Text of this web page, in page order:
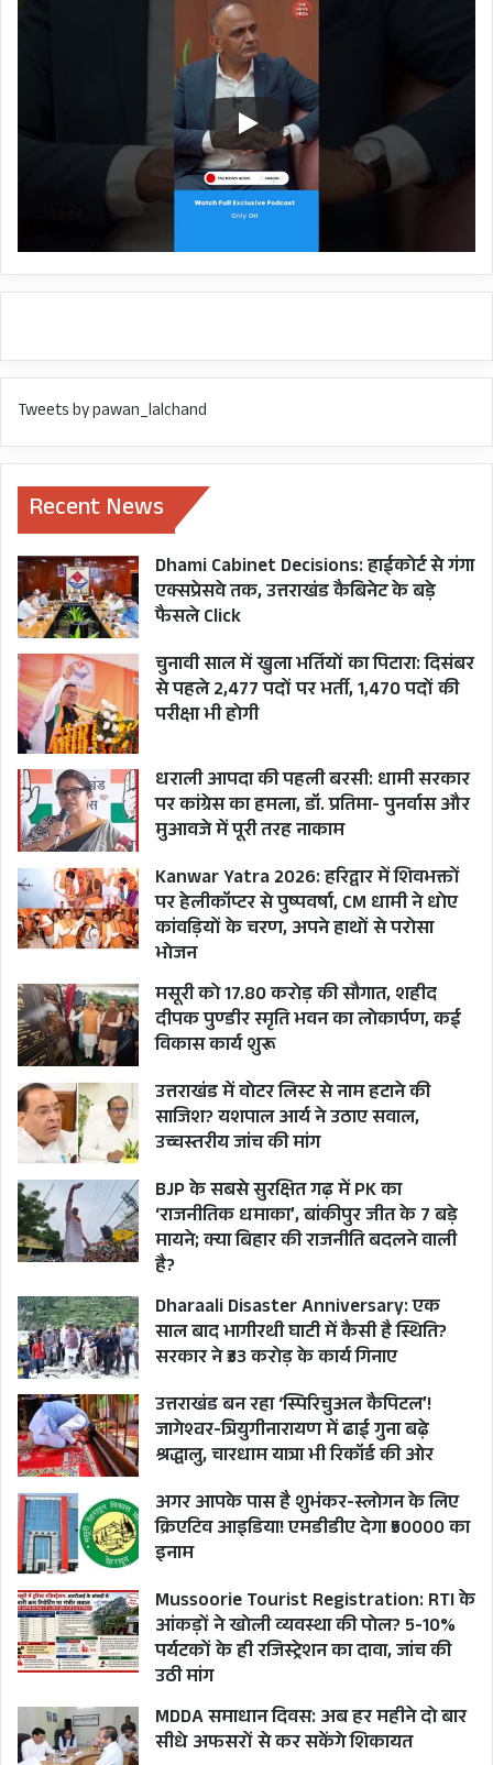
यह भगतदा ही थे जिनपर भरोसा कर कुमाऊं को बाइस
बैटल का अखाड़ा बनाया गया और न केवल हरदा की
सफल घेराबंदी कर ली गई बल्कि भाजपा की सत्ता में
वापसी का मार्ग भी प्रशस्त हो गया। सत्रह में सीएम बने
त्रिवेंद्र सिंह रावत भी भगतदा कैंप से ही थे और अगर पुष्कर
सिंह धामी को दोबारा किंग बनाया गया तो इसके पीछे भी
किंगमेकर कोश्यारी ही रहे। भगतदा ने थारू वोटर्स के रुख
और खटीमा सीट के बदले मिज़ाज को भी समय रहते ताड़
लिया था।
इसी का परिणाम है कि धामी के लिए चंपावत सीट खाली
करने वाले कैलाश गहतोड़ी के चुनाव पूर्व सर्वे के नाम पर
कटते टिकट को बचाने के लिए भगतदा और मुख्यमंत्री ने ही
पसीना बहाया था। कुमाऊं में अपनी टीम को लेकर बेहद
संजीदा और सक्रिय रहे भगतदा ने ही सुरेश गढ़िया को
टिकट दिलाया था और इस तरह धामी के लिए सीट डोनर्स
का प्लान भी तैयार कर लिया गया था। सीएम बनने के बाद
धामी ने भी भगतदा के दिखाए रास्ते चलकर न केवल अपने
विरोधियों को बौना साबित कराया बल्कि दिल्ली दरबार को
भी अपना मुरीद बना डाला।
धामी को उपचुनाव लड़ाने के लिए 22 सीटों से ऑफर आए
थे जिसमें प्रदेश अध्यक्ष मदन कौशिक की हरिद्वार सीट भी
शामिल है। कौशिक धामी को कम्फर्टेब्ल जीत दिलाकर
खुद राज्यसभा का रास्ता पकड़ना चाहते थे। ऐसे ही ऑफर
कई और सीटों से भी थे जहां से सीएम के नाते धामी
आसानी से जीत जाते लेकिन ‘गुरु’ भगतदा भविष्य की
राजनीति के लिहाज से पुष्कर के लिए परमानेंट सीट का
जुगाड़ करना चाहते थे।
यही वजह है कि पहाड़ी मिज़ाज वाली चंपावत सीट को
चुना गया जहां से धामी अब भविष्य की चुनावी भी
राजनीति करेंगे और कैलाश गहतोड़ी अपने गृह़ क्षेत्र
लोहाघाट की तरफ लौट जाएँ तो आश्चर्य नहीं होगा। भुवन
कापड़ी के लिए भी यह राहत की खबर हो सकती है कि
खटीमा में अब शायद उन्हें धामी जैसे दिग्गज से दोबारा न
लड़ना पड़े!
Tweets by pawan_lalchand
Recent News
Dhami Cabinet Decisions: हाईकोर्ट से गंगा
एक्सप्रेसवे तक, उत्तराखंड कैबिनेट के बड़े
फैसले Click
चुनावी साल में खुला भर्तियों का पिटारा: दिसंबर
से पहले 2,477 पदों पर भर्ती, 1,470 पदों की
परीक्षा भी होगी
धराली आपदा की पहली बरसी: धामी सरकार
पर कांग्रेस का हमला, डॉ. प्रतिमा- पुनर्वास और
मुआवजे में पूरी तरह नाकाम
Kanwar Yatra 2026: हरिद्वार में शिवभक्तों
पर हेलीकॉप्टर से पुष्पवर्षा, CM धामी ने धोए
कांवड़ियों के चरण, अपने हाथों से परोसा
भोजन
मसूरी को 17.80 करोड़ की सौगात, शहीद
दीपक पुण्डीर स्मृति भवन का लोकार्पण, कई
विकास कार्य शुरू
उत्तराखंड में वोटर लिस्ट से नाम हटाने की
साजिश? यशपाल आर्य ने उठाए सवाल,
उच्चस्तरीय जांच की मांग
BJP के सबसे सुरक्षित गढ़ में PK का
‘राजनीतिक धमाका’, बांकीपुर जीत के 7 बड़े
मायने; क्या बिहार की राजनीति बदलने वाली
है?
Dharaali Disaster Anniversary: एक
साल बाद भागीरथी घाटी में कैसी है स्थिति?
सरकार ने ₹33 करोड़ के कार्य गिनाए
उत्तराखंड बन रहा ‘स्पिरिचुअल कैपिटल’!
जागेश्वर-त्रियुगीनारायण में ढाई गुना बढ़े
श्रद्धालु, चारधाम यात्रा भी रिकॉर्ड की ओर
अगर आपके पास है शुभंकर-स्लोगन के लिए
क्रिएटिव आइडिया! एमडीडीए देगा ₹50000 का
इनाम
Mussoorie Tourist Registration: RTI के
आंकड़ों ने खोली व्यवस्था की पोल? 5-10%
पर्यटकों के ही रजिस्ट्रेशन का दावा, जांच की
उठी मांग
MDDA समाधान दिवस: अब हर महीने दो बार
सीधे अफसरों से कर सकेंगे शिकायत